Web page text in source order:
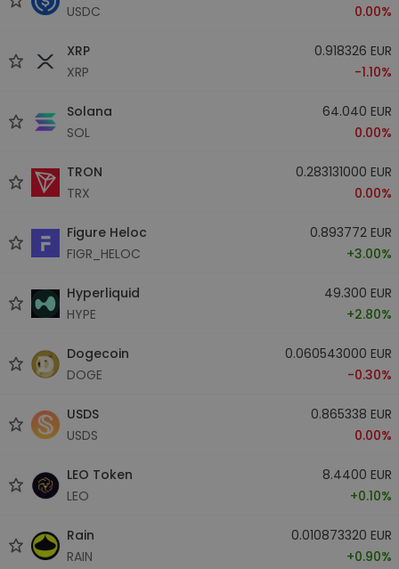
USDC
0.00%
XRP
XRP
0.918326 EUR
-1.10%
Solana
SOL
64.040 EUR
0.00%
TRON
TRX
0.283131000 EUR
0.00%
Figure Heloc
FIGR_HELOC
0.893772 EUR
+3.00%
Hyperliquid
HYPE
49.300 EUR
+2.80%
Dogecoin
DOGE
0.060543000 EUR
-0.30%
USDS
USDS
0.865338 EUR
0.00%
LEO Token
LEO
8.4400 EUR
+0.10%
Rain
RAIN
0.010873320 EUR
+0.90%